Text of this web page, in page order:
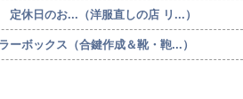
定休日のお...（洋服直しの店 リ...）
ーボックス（合鍵作成＆靴・鞄...）